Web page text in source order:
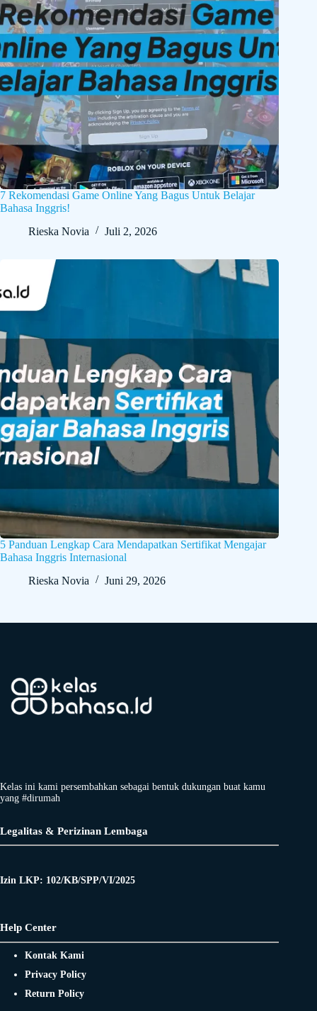
7 Rekomendasi Game Online Yang Bagus Untuk Belajar
Bahasa Inggris!
Rieska Novia
Juli 2, 2026
5 Panduan Lengkap Cara Mendapatkan Sertifikat Mengajar
Bahasa Inggris Internasional
Rieska Novia
Juni 29, 2026
Kelas ini kami persembahkan sebagai bentuk dukungan buat kamu
yang #dirumah
Legalitas & Perizinan Lembaga
Izin LKP: 102/KB/SPP/VI/2025
Help Center
Kontak Kami
Privacy Policy
Return Policy